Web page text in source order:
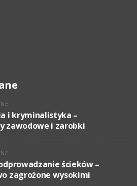
i kryminalistyka –
zawodowe i zarobki
ścieków –
zagrożone wysokimi